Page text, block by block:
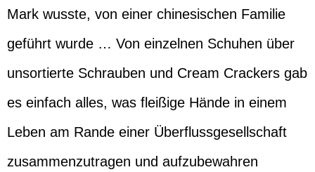
Mark wusste, von einer chinesischen Familie
geführt wurde … Von einzelnen Schuhen über
unsortierte Schrauben und Cream Crackers gab
es einfach alles, was fleißige Hände in einem
Leben am Rande einer Überflussgesellschaft
zusammenzutragen und aufzubewahren